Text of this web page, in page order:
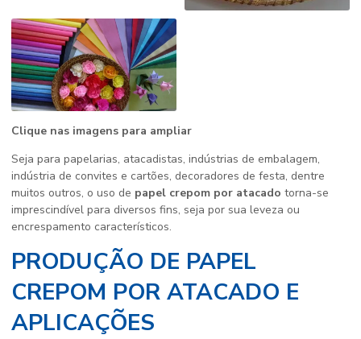
Clique nas imagens para ampliar
Seja para papelarias, atacadistas, indústrias de embalagem,
indústria de convites e cartões, decoradores de festa, dentre
muitos outros, o uso de papel crepom por atacado torna-se
imprescindível para diversos fins, seja por sua leveza ou
encrespamento característicos.
PRODUÇÃO DE PAPEL
CREPOM POR ATACADO E
APLICAÇÕES